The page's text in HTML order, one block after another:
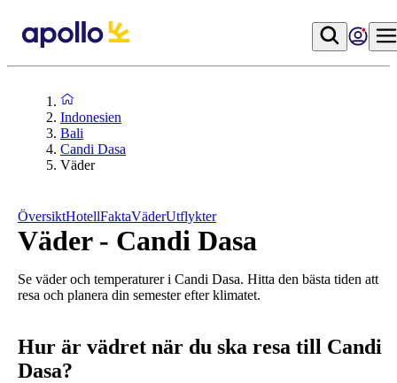
Indonesien
Bali
Candi Dasa
Väder
ÖversiktHotellFaktaVäderUtflykter
Väder - Candi Dasa
Se väder och temperaturer i Candi Dasa. Hitta den bästa tiden att
resa och planera din semester efter klimatet.
Hur är vädret när du ska resa till Candi
Dasa?